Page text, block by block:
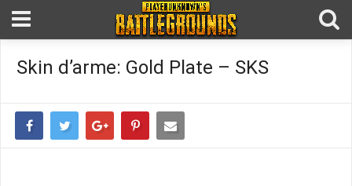
Skin d’arme: Gold Plate – SKS